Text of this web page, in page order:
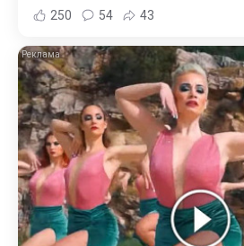
250 54 43